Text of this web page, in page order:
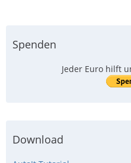
Spenden
Jeder Euro hilft
Download